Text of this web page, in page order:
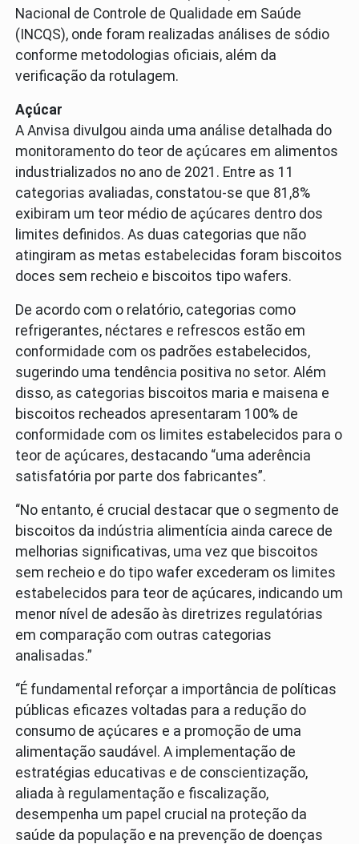
Nacional de Controle de Qualidade em Saúde
(INCQS), onde foram realizadas análises de sódio
conforme metodologias oficiais, além da
verificação da rotulagem.
Açúcar
A Anvisa divulgou ainda uma análise detalhada do
monitoramento do teor de açúcares em alimentos
industrializados no ano de 2021. Entre as 11
categorias avaliadas, constatou-se que 81,8%
exibiram um teor médio de açúcares dentro dos
limites definidos. As duas categorias que não
atingiram as metas estabelecidas foram biscoitos
doces sem recheio e biscoitos tipo wafers.
De acordo com o relatório, categorias como
refrigerantes, néctares e refrescos estão em
conformidade com os padrões estabelecidos,
sugerindo uma tendência positiva no setor. Além
disso, as categorias biscoitos maria e maisena e
biscoitos recheados apresentaram 100% de
conformidade com os limites estabelecidos para o
teor de açúcares, destacando “uma aderência
satisfatória por parte dos fabricantes”.
“No entanto, é crucial destacar que o segmento de
biscoitos da indústria alimentícia ainda carece de
melhorias significativas, uma vez que biscoitos
sem recheio e do tipo wafer excederam os limites
estabelecidos para teor de açúcares, indicando um
menor nível de adesão às diretrizes regulatórias
em comparação com outras categorias
analisadas.”
“É fundamental reforçar a importância de políticas
públicas eficazes voltadas para a redução do
consumo de açúcares e a promoção de uma
alimentação saudável. A implementação de
estratégias educativas e de conscientização,
aliada à regulamentação e fiscalização,
desempenha um papel crucial na proteção da
saúde da população e na prevenção de doenças